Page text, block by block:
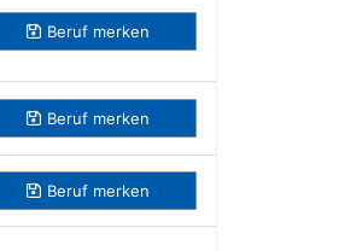
Beruf merken
Beruf merken
Beruf merken